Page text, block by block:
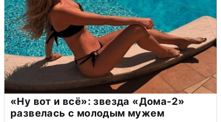
«Ну вот и всё»: звезда «Дома-2»
развелась с молодым мужем